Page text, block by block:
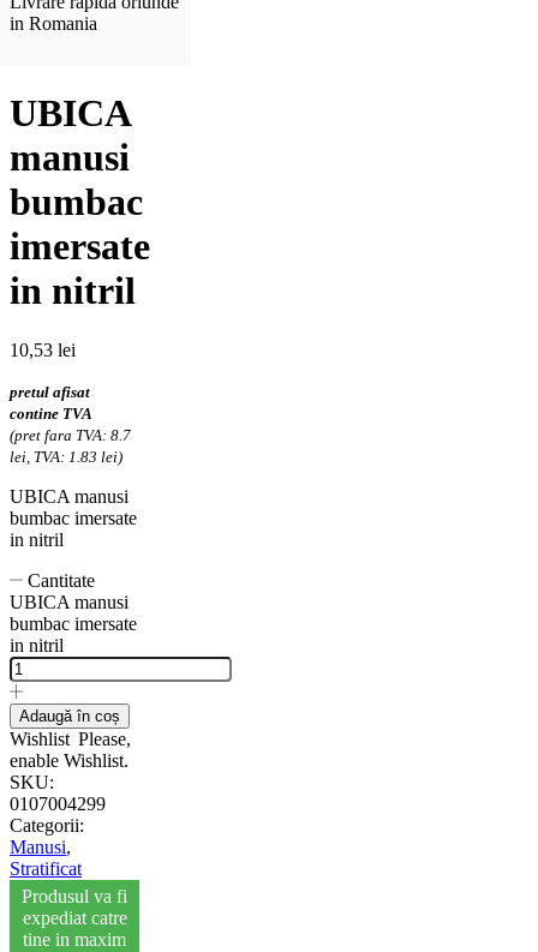
in Romania
UBICA
manusi
bumbac
imersate
in nitril
10,53 lei
pretul afisat
contine TVA
(pret fara TVA: 8.7
lei, TVA: 1.83 lei)
UBICA manusi
bumbac imersate
in nitril
Cantitate
UBICA manusi
bumbac imersate
in nitril
Adaugă în coș
Wishlist Please,
enable Wishlist.
SKU:
0107004299
Categorii:
Manusi,
Stratificat
Produsul va fi
expediat catre
tine in maxim